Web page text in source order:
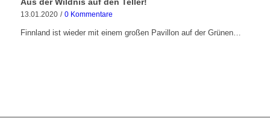
13.01.2020 / 0 Kommentare
Finnland ist wieder mit einem großen Pavillon auf der Grünen…